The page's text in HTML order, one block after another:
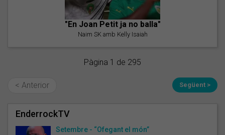
"En Joan Petit ja no balla"
Naim SK amb Kelly Isaiah
Pàgina 1 de 295
< Anterior Següent >
EnderrockTV
Setembre - “Ofegant el món”